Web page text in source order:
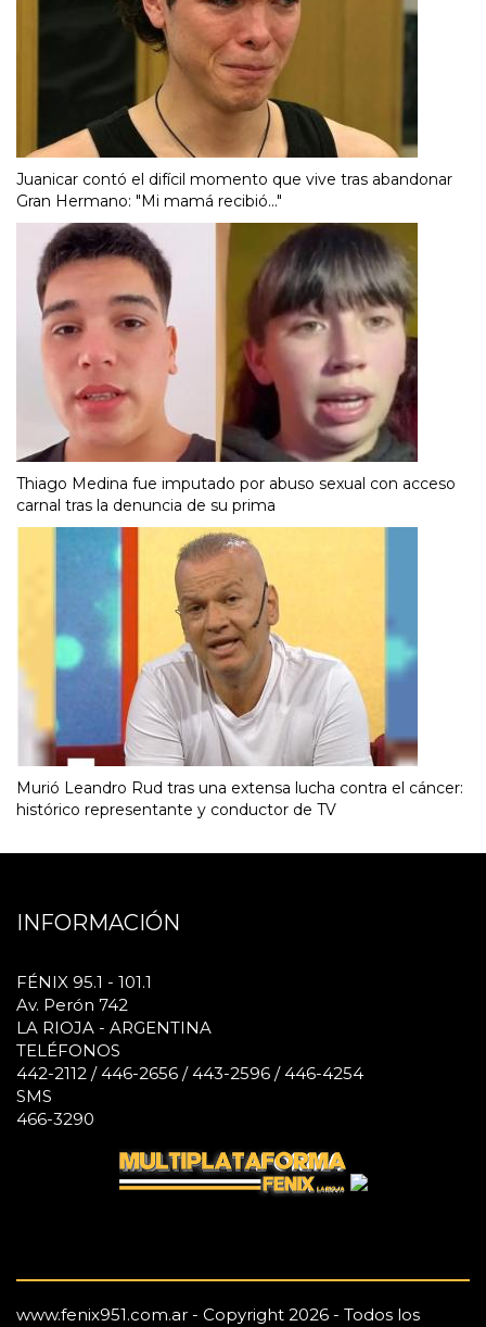
Juanicar contó el difícil momento que vive tras abandonar
Gran Hermano: "Mi mamá recibió..."
Thiago Medina fue imputado por abuso sexual con acceso
carnal tras la denuncia de su prima
Murió Leandro Rud tras una extensa lucha contra el cáncer:
histórico representante y conductor de TV
INFORMACIÓN
FÉNIX 95.1 - 101.1
Av. Perón 742
LA RIOJA - ARGENTINA
TELÉFONOS
442-2112 / 446-2656 / 443-2596 / 446-4254
SMS
466-3290
www.fenix951.com.ar - Copyright 2026 - Todos los